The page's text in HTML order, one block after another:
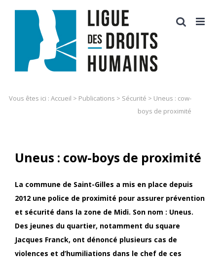
Vous êtes ici : Accueil > Publications > Sécurité > Uneus : cow-
boys de proximité
Uneus : cow-boys de proximité
La commune de Saint-Gilles a mis en place depuis
2012 une police de proximité pour assurer prévention
et sécurité dans la zone de Midi. Son nom : Uneus.
Des jeunes du quartier, notamment du square
Jacques Franck, ont dénoncé plusieurs cas de
violences et d’humiliations dans le chef de ces